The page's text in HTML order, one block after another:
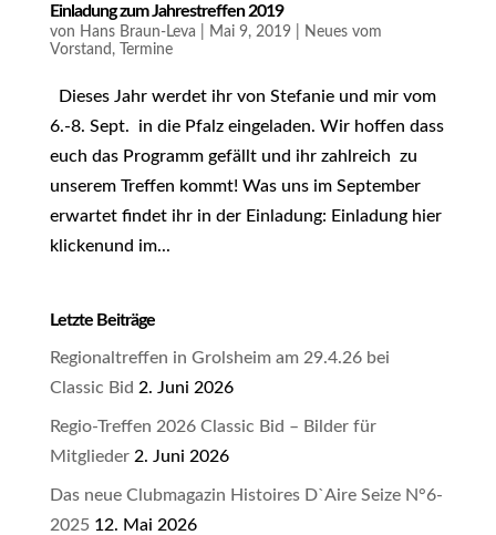
Einladung zum Jahrestreffen 2019
von Hans Braun-Leva Mai 9, 2019|
Neues vom
Vorstand , Termine
Dieses Jahr werdet ihr von Stefanie und mir vom
6.-8. Sept. in die Pfalz eingeladen. Wir hoffen dass
euch das Programm gefällt und ihr zahlreich zu
unserem Treffen kommt! Was uns im September
erwartet findet ihr in der Einladung: Einladung hier
klickenund im...
Letzte Beiträge
Regionaltreffen in Grolsheim am 29.4.26 bei
Classic Bid 2. Juni 2026
Regio-Treffen 2026 Classic Bid – Bilder für
Mitglieder 2. Juni 2026
Das neue Clubmagazin Histoires D`Aire Seize N°6-
2025 12. Mai 2026